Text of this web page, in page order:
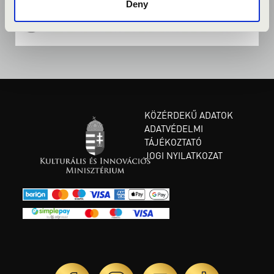
Deny
KÖZÉRDEKŰ ADATOK
ADATVÉDELMI
TÁJÉKOZTATÓ
JOGI NYILATKOZAT